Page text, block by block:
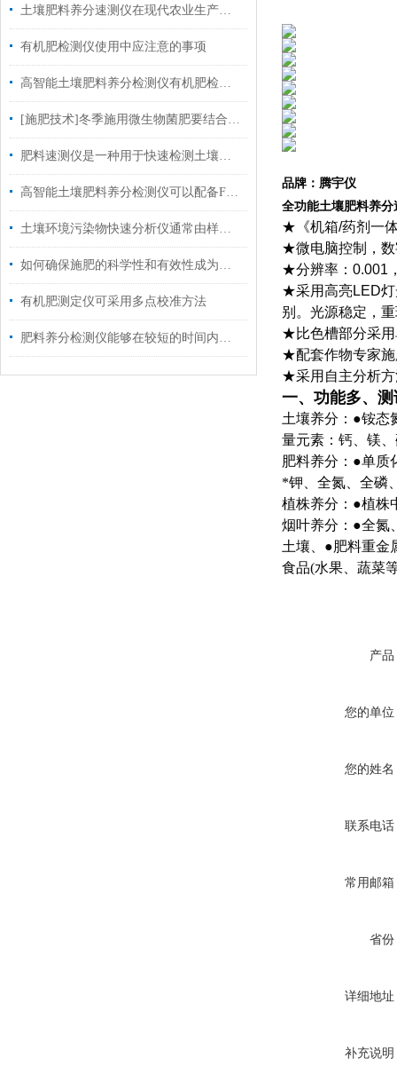
土壤肥料养分速测仪在现代农业生产中发挥着重要作用
有机肥检测仪使用中应注意的事项
高智能土壤肥料养分检测仪有机肥检测仪土壤有机碳检测仪
[施肥技术]冬季施用微生物菌肥要结合土壤情况
肥料速测仪是一种用于快速检测土壤和肥料中营养素成分的工具
高智能土壤肥料养分检测仪可以配备FDR传感器了
土壤环境污染物快速分析仪通常由样品预处理装置和检测器组成
如何确保施肥的科学性和有效性成为了摆在农民面前的一大问题
有机肥测定仪可采用多点校准方法
肥料养分检测仪能够在较短的时间内完成土壤养分检测
品牌：腾宇仪
全功能土壤肥料养分
★《机箱/药剂一
★微电脑控制，数
★分辨率： 0.001
★采用高亮LED
别。光源稳定，
★比色槽部分采用
★配套作物专家施
★采用自主分析方
一、功能多、
土壤养分：●铵态
量元素：钙、镁
肥料养分：●单质
*钾、全氮、全磷
植株养分：●植株
烟叶养分：●全氮
土壤、●肥料重金
食品(水果、蔬菜
产品
您的单位
您的姓名
联系电话
常用邮箱
省份
详细地址
补充说明